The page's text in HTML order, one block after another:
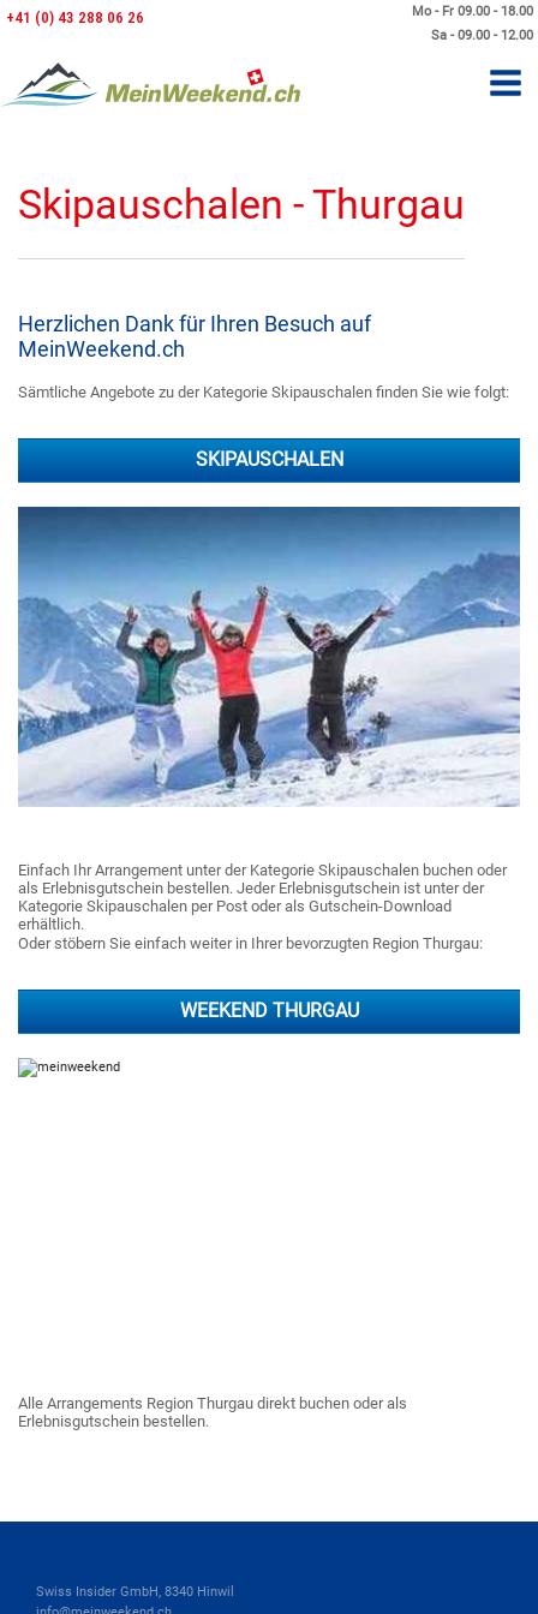
Mo - Fr 09.00 - 18.00
Sa - 09.00 - 12.00
+41 (0) 43 288 06 26
Skipauschalen - Thurgau
Herzlichen Dank für Ihren Besuch auf
MeinWeekend.ch
Sämtliche Angebote zu der Kategorie Skipauschalen finden Sie wie folgt:
SKIPAUSCHALEN
Einfach Ihr Arrangement unter der Kategorie Skipauschalen buchen oder
als Erlebnisgutschein bestellen. Jeder Erlebnisgutschein ist unter der
Kategorie Skipauschalen per Post oder als Gutschein-Download
erhältlich.
Oder stöbern Sie einfach weiter in Ihrer bevorzugten Region Thurgau:
WEEKEND THURGAU
Alle Arrangements Region Thurgau direkt buchen oder als
Erlebnisgutschein bestellen.
Swiss Insider GmbH, 8340 Hinwil